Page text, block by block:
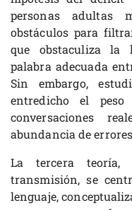
personas adultas
obstáculos para
que obstaculiza la
palabra adecuada
Sin embargo,
entredicho el
conversaciones
abundancia de
La tercera
transmisión, se
lenguaje,